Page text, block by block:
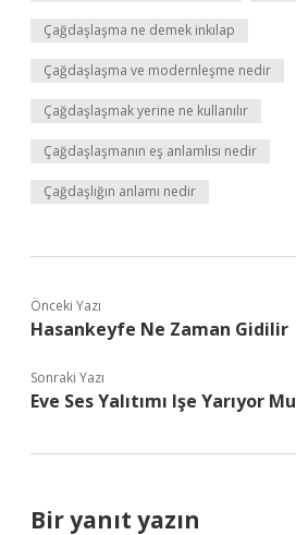
Çağdaşlaşma ne demek inkılap
Çağdaşlaşma ve modernleşme nedir
Çağdaşlaşmak yerine ne kullanılır
Çağdaşlaşmanın eş anlamlısı nedir
Çağdaşlığın anlamı nedir
Önceki Yazı
Hasankeyfe Ne Zaman Gidilir
Sonraki Yazı
Eve Ses Yalıtımı Işe Yarıyor Mu
Bir yanıt yazın